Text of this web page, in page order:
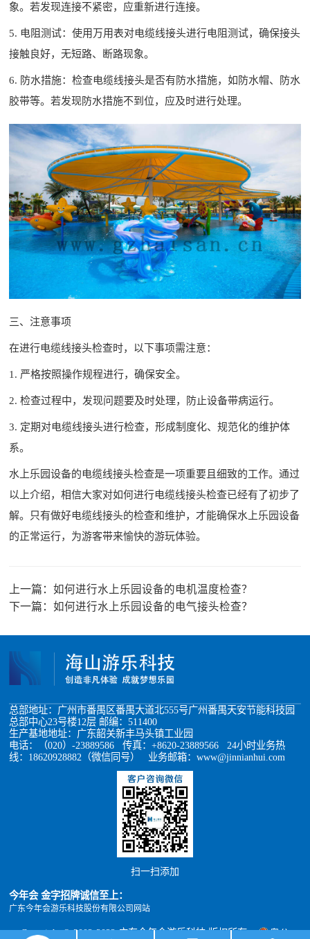
象。若发现连接不紧密，应重新进行连接。
5. 电阻测试：使用万用表对电缆线接头进行电阻测试，确保接头
接触良好，无短路、断路现象。
6. 防水措施：检查电缆线接头是否有防水措施，如防水帽、防水
胶带等。若发现防水措施不到位，应及时进行处理。
三、注意事项
在进行电缆线接头检查时，以下事项需注意：
1. 严格按照操作规程进行，确保安全。
2. 检查过程中，发现问题要及时处理，防止设备带病运行。
3. 定期对电缆线接头进行检查，形成制度化、规范化的维护体
系。
水上乐园设备的电缆线接头检查是一项重要且细致的工作。通过
以上介绍，相信大家对如何进行电缆线接头检查已经有了初步了
解。只有做好电缆线接头的检查和维护，才能确保水上乐园设备
的正常运行，为游客带来愉快的游玩体验。
上一篇：如何进行水上乐园设备的电机温度检查？
下一篇：如何进行水上乐园设备的电气接头检查？
总部地址：广州市番禺区番禺大道北555号广州番禺天安节能科技园
总部中心23号楼12层 邮编：511400
生产基地地址：广东韶关新丰马头镇工业园
电话：（020）-23889586 传真：+8620-23889566 24小时业务热
线：18620928882（微信同号） 业务邮箱：www@jinnianhui.com
扫一扫添加
今年会 金字招牌诚信至上：
广东今年会游乐科技股份有限公司网站
Copyright © 2002-2022 广东今年会游乐科技 版权所有 粤公